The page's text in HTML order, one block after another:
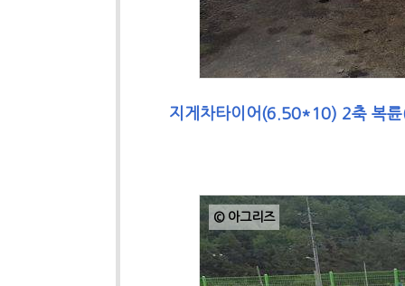
지게차타이어(6.50*10) 2축 복륜
© 아그리즈